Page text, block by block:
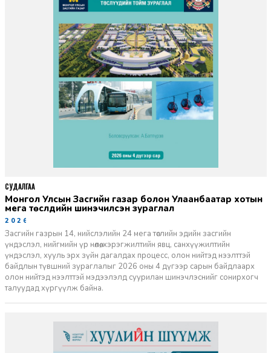
Монгол Улсын Засгийн газар болон Улаанбаатар хотын
мега төслүүдийн шинэчилсэн зураглал
2026-06-29
Засгийн газрын 14, нийслэлийн 24 мега төслийн эдийн засгийн
үндэслэл, нийгмийн үр нөлөө, хэрэгжилтийн явц, санхүүжилтийн
үндэслэл, хууль эрх зүйн дагалдах процесс, олон нийтэд нээлттэй
байдлын түвшний зураглалыг 2026 оны 4 дүгээр сарын байдлаарх
олон нийтэд нээлттэй мэдээлэлд суурилан шинэчлэснийг сонирхогч
талуудад хүргүүлж байна.
СУДАЛГАА